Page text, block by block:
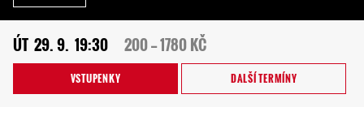
ÚT 29. 9. 19:30 200 — 1780 KČ
VSTUPENKY DALŠÍ TERMÍNY